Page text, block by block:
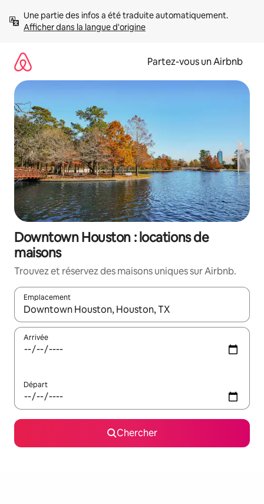
directement
Afficher dans la langue d'origine
Partez-vous un Airbnb
Downtown Houston : locations de
maisons
Trouvez et réservez des maisons uniques sur Airbnb.
Emplacement
Quand les résultats sont affichés, parcourez-les en utilisant
Arrivée
Départ
Chercher